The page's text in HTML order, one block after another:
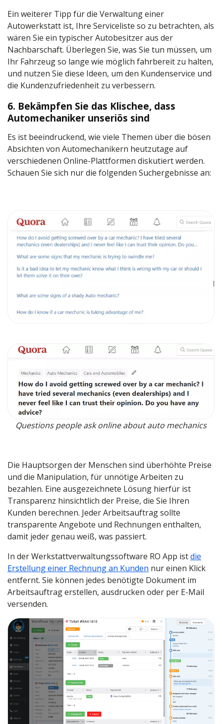
Ein weiterer Tipp für die Verwaltung einer
Autowerkstatt ist, Ihre Serviceliste so zu betrachten, als
wären Sie ein typischer Autobesitzer aus der
Nachbarschaft. Überlegen Sie, was Sie tun müssen, um
Ihr Fahrzeug so lange wie möglich fahrbereit zu halten,
und nutzen Sie diese Ideen, um den Kundenservice und
die Kundenzufriedenheit zu verbessern.
6. Bekämpfen Sie das Klischee, dass
Automechaniker unseriös sind
Es ist beeindruckend, wie viele Themen über die bösen
Absichten von Automechanikern heutzutage auf
verschiedenen Online-Plattformen diskutiert werden.
Schauen Sie sich nur die folgenden Suchergebnisse an:
Questions people ask online about auto mechanics
Die Hauptsorgen der Menschen sind überhöhte Preise
und die Manipulation, für unnötige Arbeiten zu
bezahlen. Eine ausgezeichnete Lösung hierfür ist
Transparenz hinsichtlich der Preise, die Sie Ihren
Kunden berechnen. Jeder Arbeitsauftrag sollte
transparente Angebote und Rechnungen enthalten,
damit jeder genau weiß, was passiert.
In der Werkstattverwaltungssoftware RO App istdie
Erstellung einer Rechnung an Kunden nur einen Klick
entfernt. Sie können jedes benötigte Dokument im
Arbeitsauftrag erstellen, ausdrucken oder per E-Mail
versenden.